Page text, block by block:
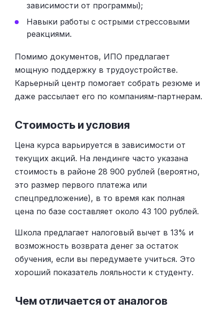
зависимости от программы);
Навыки работы с острыми стрессовыми
реакциями.
Помимо документов, ИПО предлагает
мощную поддержку в трудоустройстве.
Карьерный центр помогает собрать резюме и
даже рассылает его по компаниям-партнерам.
Стоимость и условия
Цена курса варьируется в зависимости от
текущих акций. На лендинге часто указана
стоимость в районе 28 900 рублей (вероятно,
это размер первого платежа или
спецпредложение), в то время как полная
цена по базе составляет около 43 100 рублей.
Школа предлагает налоговый вычет в 13% и
возможность возврата денег за остаток
обучения, если вы передумаете учиться. Это
хороший показатель лояльности к студенту.
Чем отличается от аналогов